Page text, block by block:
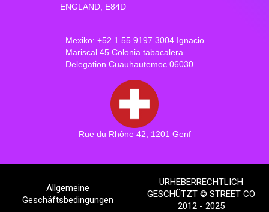
ENGLAND, E84D
Mexiko: +52 1 55 9197 3004 Ignacio
Mariscal 45 Colonia tabacalera
Delegation Cuauhautemoc 06030
Rue du Rhône 42, 1201 Genf
Allgemeine
Geschäftsbedingungen
URHEBERRECHTLICH
GESCHÜTZT © STREET CO
2012 - 2025